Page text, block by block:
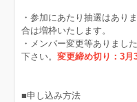
・参加にあたり抽選はあり
合は増枠いたします。
・メンバー変更等ありまし
下さい。 変更締め切り：3月
■申し込み方法